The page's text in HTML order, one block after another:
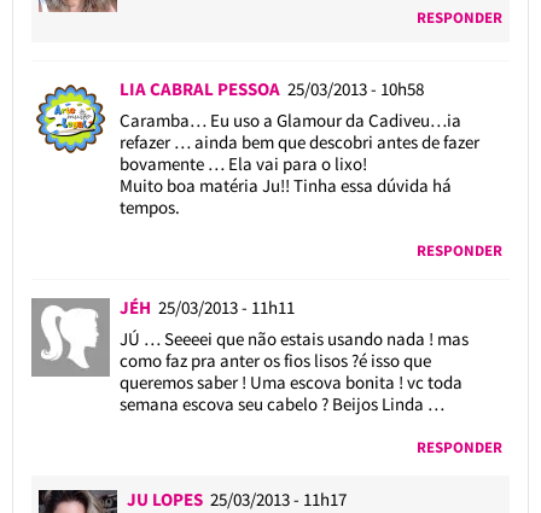
RESPONDER
LIA CABRAL PESSOA 25/03/2013 - 10h58
Caramba… Eu uso a Glamour da Cadiveu…ia
refazer … ainda bem que descobri antes de fazer
bovamente … Ela vai para o lixo!
Muito boa matéria Ju!! Tinha essa dúvida há
tempos.
RESPONDER
JÉH 25/03/2013 - 11h11
JÚ … Seeeei que não estais usando nada ! mas
como faz pra anter os fios lisos ?é isso que
queremos saber ! Uma escova bonita ! vc toda
semana escova seu cabelo ? Beijos Linda …
RESPONDER
JU LOPES25/03/2013 - 11h17